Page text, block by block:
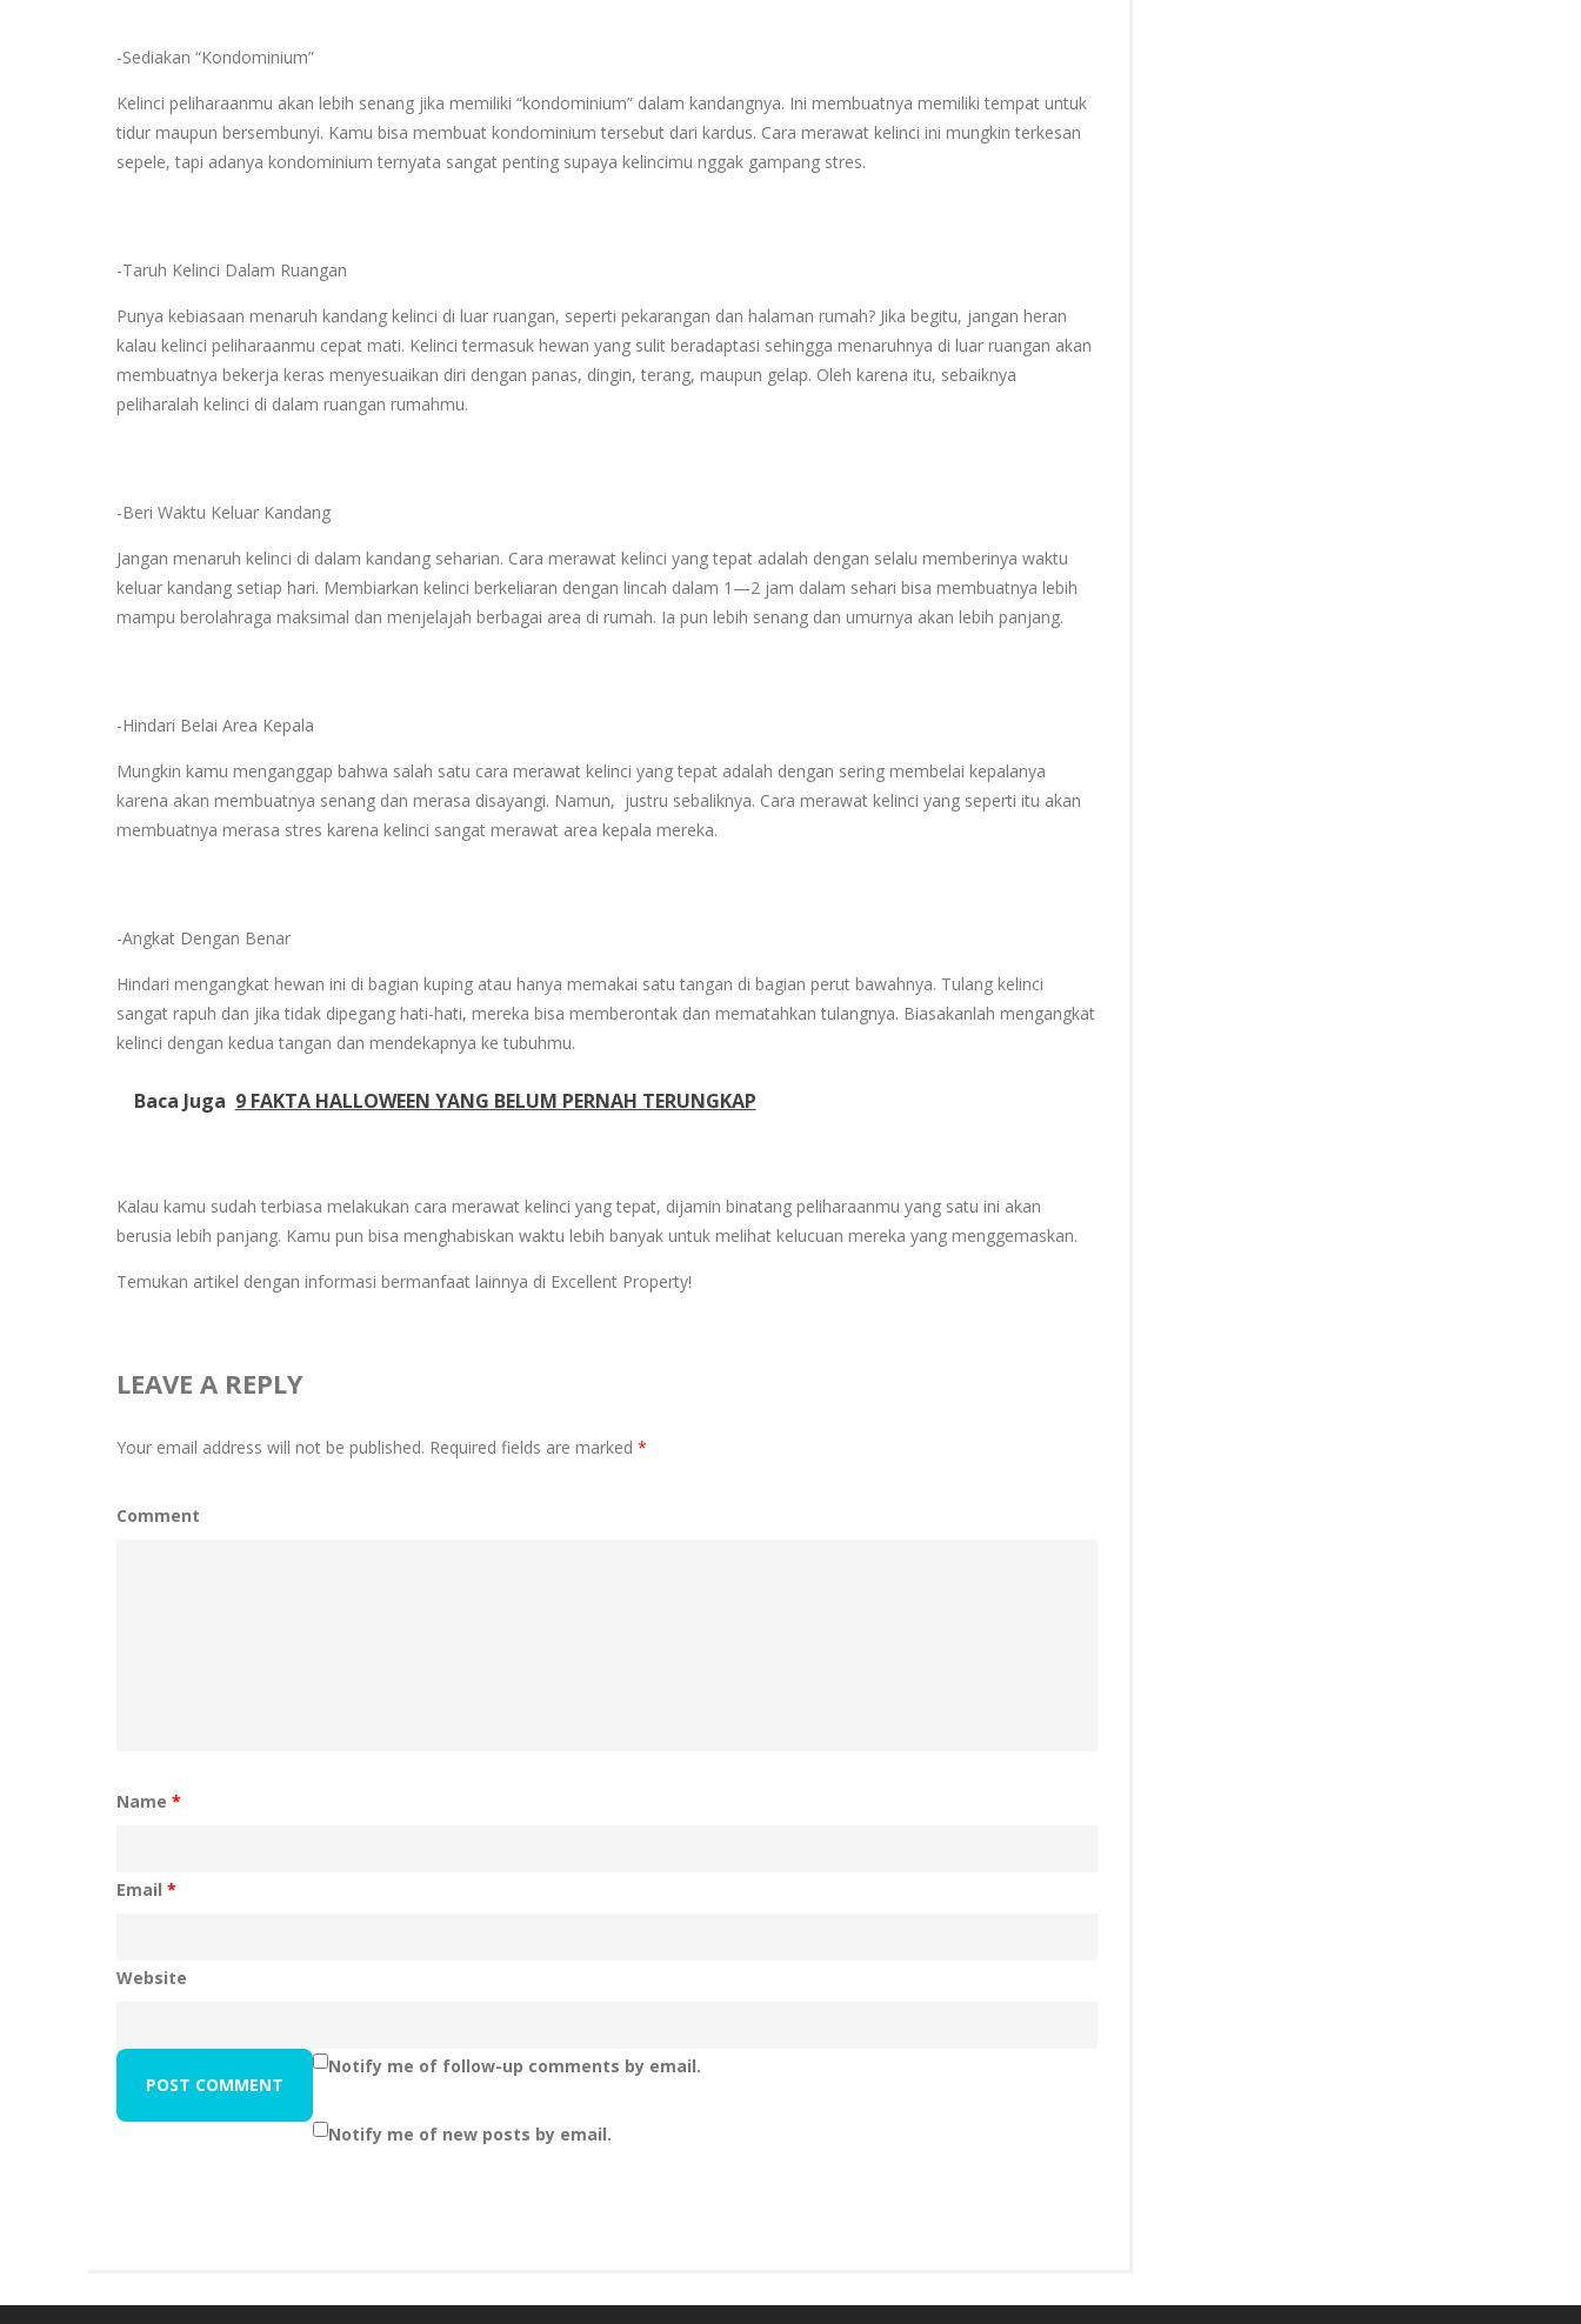
-Sediakan “Kondominium”
Kelinci peliharaanmu akan lebih senang jika memiliki “kondominium” dalam kandangnya. Ini membuatnya memiliki tempat untuk
tidur maupun bersembunyi. Kamu bisa membuat kondominium tersebut dari kardus. Cara merawat kelinci ini mungkin terkesan
sepele, tapi adanya kondominium ternyata sangat penting supaya kelincimu nggak gampang stres.
-Taruh Kelinci Dalam Ruangan
Punya kebiasaan menaruh kandang kelinci di luar ruangan, seperti pekarangan dan halaman rumah? Jika begitu, jangan heran
kalau kelinci peliharaanmu cepat mati. Kelinci termasuk hewan yang sulit beradaptasi sehingga menaruhnya di luar ruangan akan
membuatnya bekerja keras menyesuaikan diri dengan panas, dingin, terang, maupun gelap. Oleh karena itu, sebaiknya
peliharalah kelinci di dalam ruangan rumahmu.
-Beri Waktu Keluar Kandang
Jangan menaruh kelinci di dalam kandang seharian. Cara merawat kelinci yang tepat adalah dengan selalu memberinya waktu
keluar kandang setiap hari. Membiarkan kelinci berkeliaran dengan lincah dalam 1—2 jam dalam sehari bisa membuatnya lebih
mampu berolahraga maksimal dan menjelajah berbagai area di rumah. Ia pun lebih senang dan umurnya akan lebih panjang.
-Hindari Belai Area Kepala
Mungkin kamu menganggap bahwa salah satu cara merawat kelinci yang tepat adalah dengan sering membelai kepalanya
karena akan membuatnya senang dan merasa disayangi. Namun, justru sebaliknya. Cara merawat kelinci yang seperti itu akan
membuatnya merasa stres karena kelinci sangat merawat area kepala mereka.
-Angkat Dengan Benar
Hindari mengangkat hewan ini di bagian kuping atau hanya memakai satu tangan di bagian perut bawahnya. Tulang kelinci
sangat rapuh dan jika tidak dipegang hati-hati, mereka bisa memberontak dan mematahkan tulangnya. Biasakanlah mengangkat
kelinci dengan kedua tangan dan mendekapnya ke tubuhmu.
Baca Juga 9 FAKTA HALLOWEEN YANG BELUM PERNAH TERUNGKAP
Kalau kamu sudah terbiasa melakukan cara merawat kelinci yang tepat, dijamin binatang peliharaanmu yang satu ini akan
berusia lebih panjang. Kamu pun bisa menghabiskan waktu lebih banyak untuk melihat kelucuan mereka yang menggemaskan.
Temukan artikel dengan informasi bermanfaat lainnya di Excellent Property!
LEAVE A REPLY
Your email address will not be published. Required fields are marked *
Comment
Name *
Email *
Website
Notify me of follow-up comments by email.
Notify me of new posts by email.